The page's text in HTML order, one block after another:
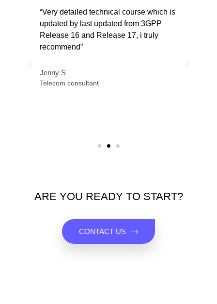
“Very detailed technical course which is
updated by last updated from 3GPP
Release 16 and Release 17, i truly
recommend”
Jenny S
Telecom consultant
ARE YOU READY TO START?
CONTACT US